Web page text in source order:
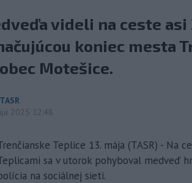
videli na ceste
koniec mesta
Motešice.
TASR
2025 12:48
Teplice 13. mája (TASR) - Na
sa v utorok pohyboval medveď
na sociálnej sieti.